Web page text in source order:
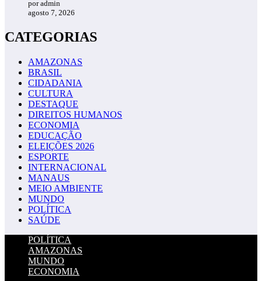
por admin
agosto 7, 2026
CATEGORIAS
AMAZONAS
BRASIL
CIDADANIA
CULTURA
DESTAQUE
DIREITOS HUMANOS
ECONOMIA
EDUCAÇÃO
ELEIÇÕES 2026
ESPORTE
INTERNACIONAL
MANAUS
MEIO AMBIENTE
MUNDO
POLÍTICA
SAÚDE
POLÍTICA
AMAZONAS
MUNDO
ECONOMIA